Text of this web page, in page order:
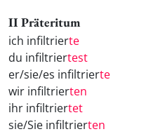
II Präteritum
ich infiltrierte
du infiltriertest
er/sie/es infiltrierte
wir infiltrierten
ihr infiltriertet
sie/Sie infiltrierten